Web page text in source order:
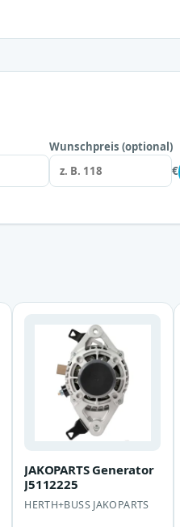
Wunschpreis (optional)
€
JAKOPARTS Generator
J5112225
HERTH+BUSS JAKOPARTS